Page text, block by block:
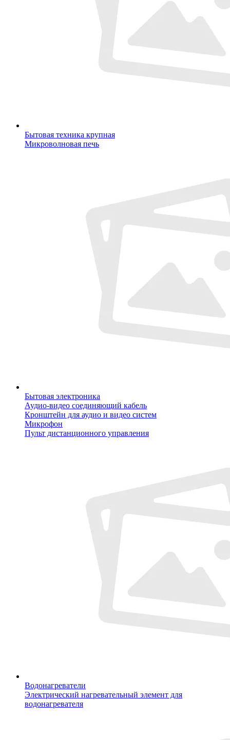
Бытовая техника крупная
Микроволновая печь
Бытовая электроника
Аудио-видео соединяющий кабель
Кронштейн для аудио и видео систем
Микрофон
Пульт дистанционного управления
Водонагреватели
Электрический нагревательный элемент для
водонагревателя